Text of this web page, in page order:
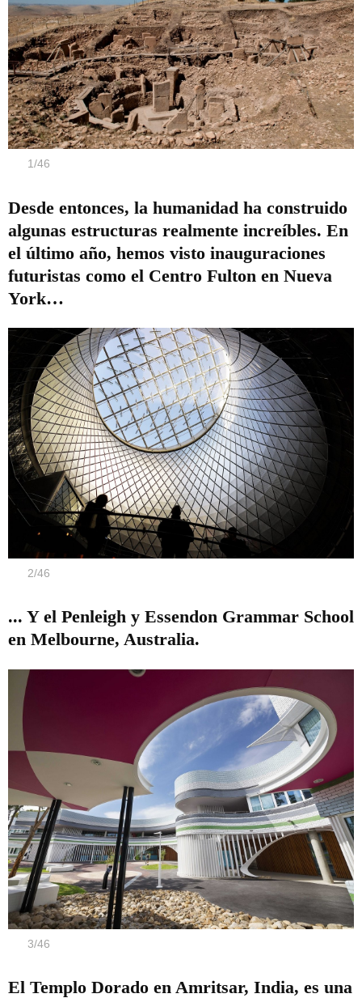
1/46
Desde entonces, la humanidad ha construido
algunas estructuras realmente increíbles. En
el último año, hemos visto inauguraciones
futuristas como el Centro Fulton en Nueva
York…
2/46
... Y el Penleigh y Essendon Grammar School
en Melbourne, Australia.
3/46
El Templo Dorado en Amritsar, India, es una